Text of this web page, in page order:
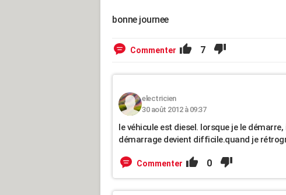
bonne journee
Commenter 7
electricien
30 août 2012 à 09:37
le véhicule est diesel. lorsque je le
démarrage devient difficile.quand je
Commenter 0